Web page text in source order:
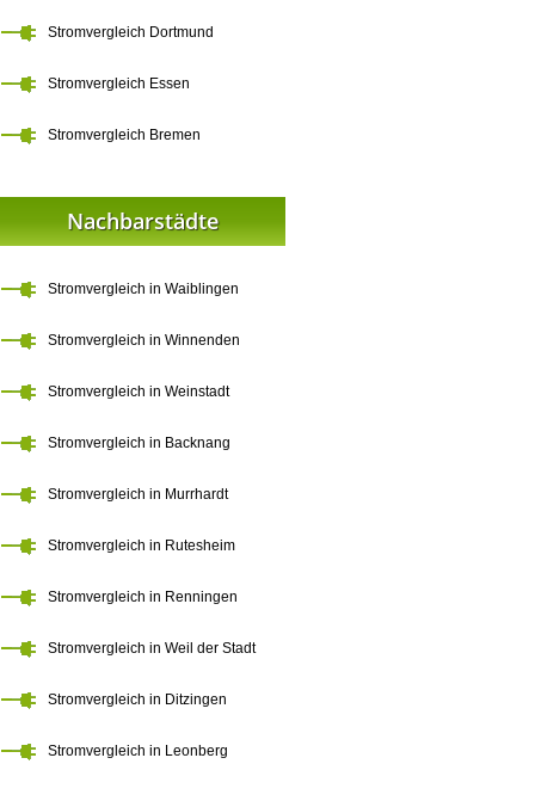
Stromvergleich Dortmund
Stromvergleich Essen
Stromvergleich Bremen
Nachbarstädte
Stromvergleich in Waiblingen
Stromvergleich in Winnenden
Stromvergleich in Weinstadt
Stromvergleich in Backnang
Stromvergleich in Murrhardt
Stromvergleich in Rutesheim
Stromvergleich in Renningen
Stromvergleich in Weil der Stadt
Stromvergleich in Ditzingen
Stromvergleich in Leonberg